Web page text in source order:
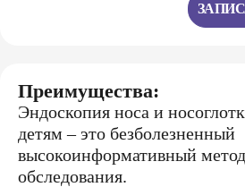
Преимущества:
Эндоскопия носа и
детям – это безболезненный
высокоинформативный
обследования.